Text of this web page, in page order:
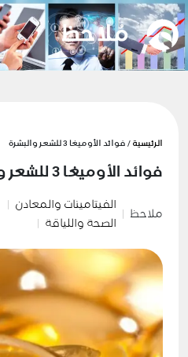
الرئيسية / فوائد الأوميغا 3 للشعر والبشرة
فوائد الأوميغا 3 للشعر والبشرة
ملاحظ
الفيتامينات والمعادن
الصحة واللياقة